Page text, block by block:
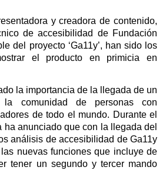
y creadora de contenido,
de accesibilidad de Fundación
del proyecto ‘Ga11y’, han sido los
el producto en primicia en
la importancia de la llegada de un
comunidad de personas con
de todo el mundo. Durante el
ha anunciado que con la llegada del
análisis de accesibilidad de Ga11y
nuevas funciones que incluye de
tener un segundo y tercer mando